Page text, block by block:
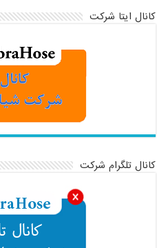
کانال ایتا شرکت
کانال تلگرام شرکت